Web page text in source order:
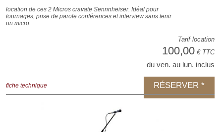
location de ces 2 Micros cravate Sennnheiser. Idéal pour
tournages, prise de parole conférences et interview sans tenir
un micro.
Tarif location
100,00 € TTC
du ven. au lun. inclus
fiche technique RÉSERVER *